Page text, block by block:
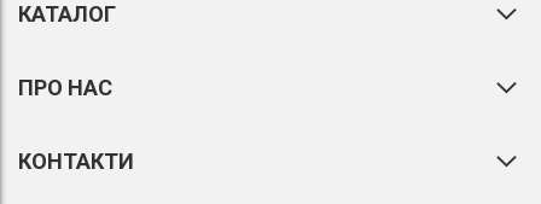
КАТАЛОГ
ПРО НАС
КОНТАКТИ